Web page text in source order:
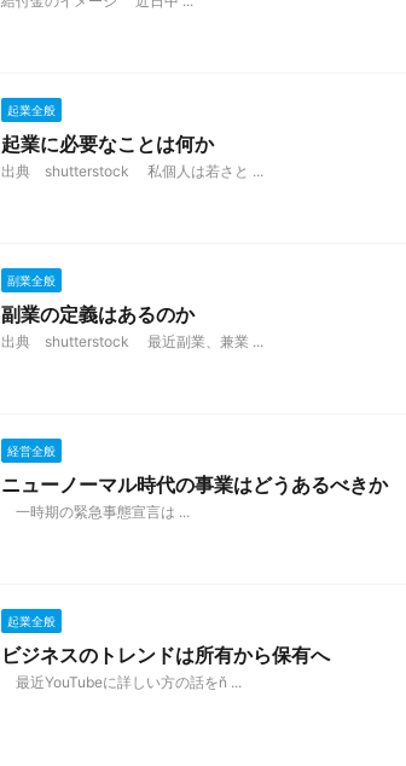
起業全般
起業に必要なことは何か
出典 shutterstock 私個人は若さと ...
副業全般
副業の定義はあるのか
出典 shutterstock 最近副業、兼業 ...
経営全般
ニューノーマル時代の事業はどうあるべきか
一時期の緊急事態宣言は ...
起業全般
ビジネスのトレンドは所有から保有へ
最近YouTubeに詳しい方の話をň ...